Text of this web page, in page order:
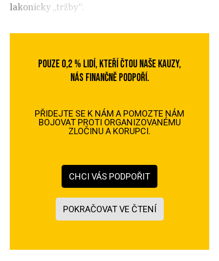
lakonicky „tržby“.
POUZE 0,2 % LIDÍ, KTEŘÍ ČTOU NAŠE KAUZY,
NÁS FINANČNĚ PODPOŘÍ.
PŘIDEJTE SE K NÁM A POMOZTE NÁM
BOJOVAT PROTI ORGANIZOVANÉMU
ZLOČINU A KORUPCI.
CHCI VÁS PODPOŘIT
POKRAČOVAT VE ČTENÍ